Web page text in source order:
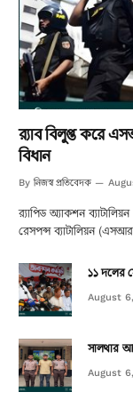
র‌্যাব বিলুপ্ত করে
বিধান
By নিজস্ব প্রতিবেদক
র‌্যাপিড অ্যাকশন
রেসপন্স ব্যাটালিয়ন
১১ দলের
August
সালথার
August